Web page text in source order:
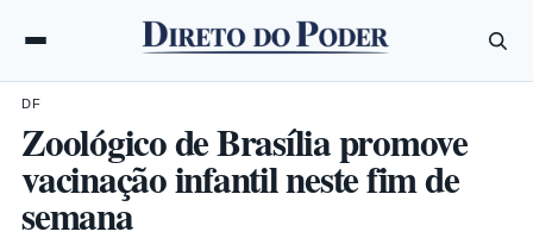
DF
Zoológico de Brasília promove
vacinação infantil neste fim de
semana